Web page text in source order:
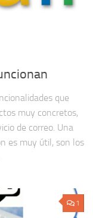
que
muy concretos,
de correo. Una
es muy útil, son los
1